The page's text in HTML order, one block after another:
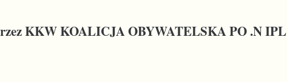
KKW KOALICJA OBYWATELSKA PO .N IPL